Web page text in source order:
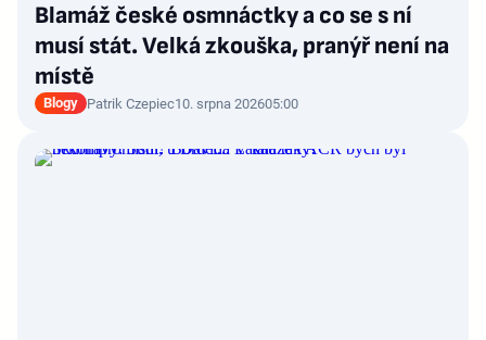
Blamáž české osmnáctky a co se s ní
musí stát. Velká zkouška, pranýř není na
místě
Blogy Patrik Czepiec10. srpna 202605:00